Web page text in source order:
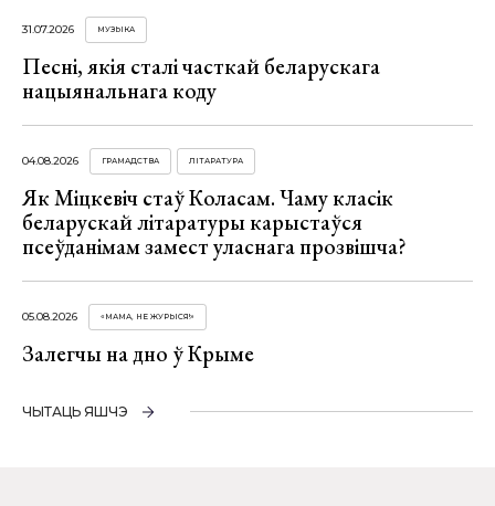
31.07.2026 МУЗЫКА
Песні, якія сталі часткай беларускага
нацыянальнага коду
04.08.2026 ГРАМАДСТВА ЛІТАРАТУРА
Як Міцкевіч стаў Коласам. Чаму класік
беларускай літаратуры карыстаўся
псеўданімам замест уласнага прозвішча?
05.08.2026 «МАМА, НЕ ЖУРЫСЯ!»
Залегчы на дно ў Крыме
ЧЫТАЦЬ ЯШЧЭ